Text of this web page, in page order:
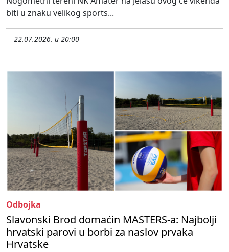
biti u znaku velikog sports...
22.07.2026. u 20:00
Odbojka
Slavonski Brod domaćin MASTERS-a: Najbolji
hrvatski parovi u borbi za naslov prvaka
Hrvatske